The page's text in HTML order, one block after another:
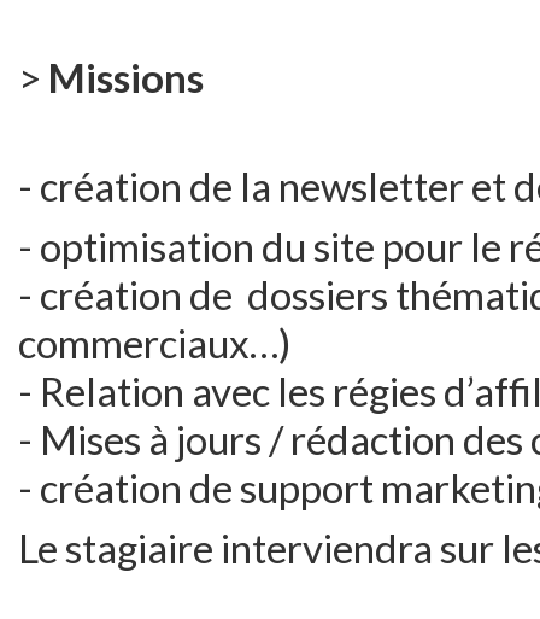
> Missions
- création de la newsletter et
- optimisation du site pour le
- création de dossiers
commerciaux…)
- Relation avec les régies
- Mises à jours / rédaction des
- création de support
Le stagiaire interviendra sur